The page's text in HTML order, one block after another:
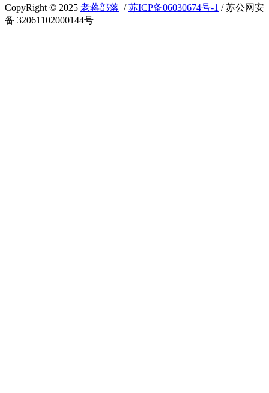
CopyRight © 2025 老蒋部落 /苏ICP备06030674号-1 / 苏公网安
备 32061102000144号